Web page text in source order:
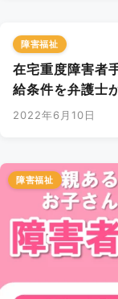
障害福祉
在宅重度障害者
給条件を弁護士
2022年6月10日
障害福祉